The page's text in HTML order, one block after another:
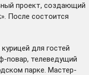
проект, создающий
После состоится
для гостей
повар, телеведущий
парке. Мастер-